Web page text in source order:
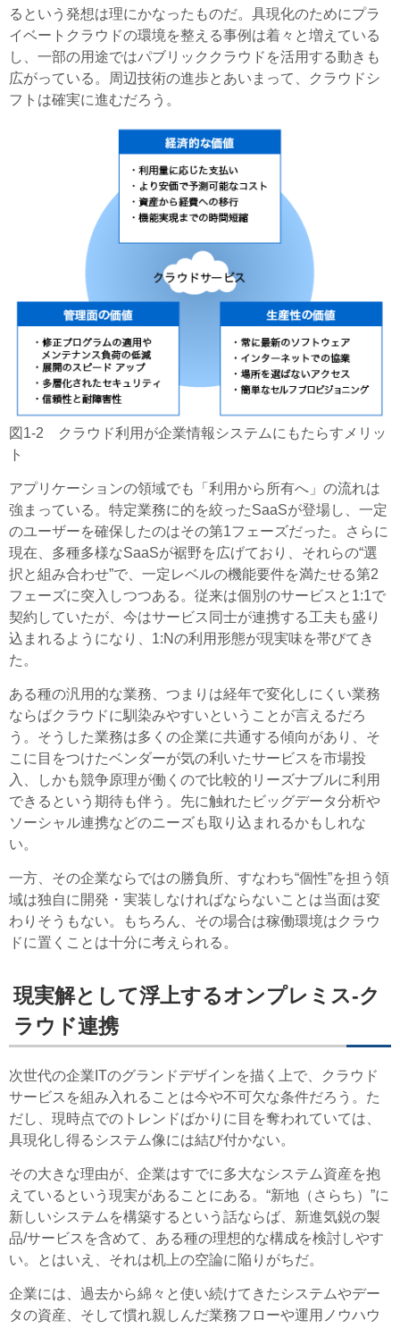
るという発想は理にかなったものだ。具現化のためにプラ
イベートクラウドの環境を整える事例は着々と増えている
し、一部の用途ではパブリッククラウドを活用する動きも
広がっている。周辺技術の進歩とあいまって、クラウドシ
フトは確実に進むだろう。
図1-2 クラウド利用が企業情報システムにもたらすメリッ
ト
アプリケーションの領域でも「利用から所有へ」の流れは
強まっている。特定業務に的を絞ったSaaSが登場し、一定
のユーザーを確保したのはその第1フェーズだった。さらに
現在、多種多様なSaaSが裾野を広げており、それらの“選
択と組み合わせ”で、一定レベルの機能要件を満たせる第2
フェーズに突入しつつある。従来は個別のサービスと1:1で
契約していたが、今はサービス同士が連携する工夫も盛り
込まれるようになり、1:Nの利用形態が現実味を帯びてき
た。
ある種の汎用的な業務、つまりは経年で変化しにくい業務
ならばクラウドに馴染みやすいということが言えるだろ
う。そうした業務は多くの企業に共通する傾向があり、そ
こに目をつけたベンダーが気の利いたサービスを市場投
入、しかも競争原理が働くので比較的リーズナブルに利用
できるという期待も伴う。先に触れたビッグデータ分析や
ソーシャル連携などのニーズも取り込まれるかもしれな
い。
一方、その企業ならではの勝負所、すなわち“個性”を担う領
域は独自に開発・実装しなければならないことは当面は変
わりそうもない。もちろん、その場合は稼働環境はクラウ
ドに置くことは十分に考えられる。
現実解として浮上するオンプレミス-ク
ラウド連携
次世代の企業ITのグランドデザインを描く上で、クラウド
サービスを組み入れることは今や不可欠な条件だろう。た
だし、現時点でのトレンドばかりに目を奪われていては、
具現化し得るシステム像には結び付かない。
その大きな理由が、企業はすでに多大なシステム資産を抱
えているという現実があることにある。“新地（さらち）”に
新しいシステムを構築するという話ならば、新進気鋭の製
品/サービスを含めて、ある種の理想的な構成を検討しやす
い。とはいえ、それは机上の空論に陥りがちだ。
企業には、過去から綿々と使い続けてきたシステムやデー
タの資産、そして慣れ親しんだ業務フローや運用ノウハウ